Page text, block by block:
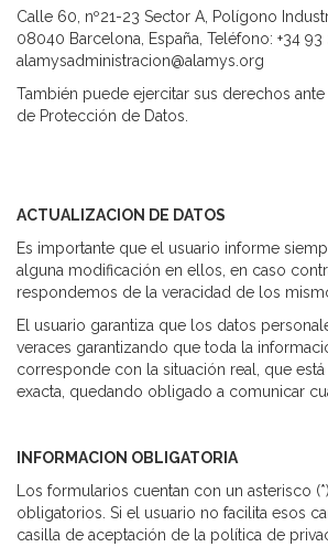
Calle 60, nº21-23 Sector A, Polígono
08040 Barcelona, España, Teléfono: +34
alamysadministracion@alamys.org
También puede ejercitar sus derechos
de Protección de Datos.
ACTUALIZACION DE DATOS
Es importante que el usuario informe
alguna modificación en ellos, en caso
respondemos de la veracidad de los
El usuario garantiza que los datos
veraces garantizando que toda la
corresponde con la situación real, que está
exacta, quedando obligado a comunicar
INFORMACION OBLIGATORIA
Los formularios cuentan con un asterisco
obligatorios. Si el usuario no facilita esos
casilla de aceptación de la política de